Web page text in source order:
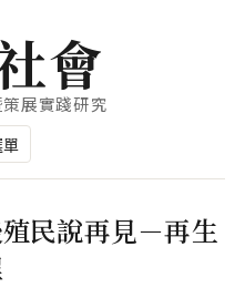
會
展實踐研究
單
民說再見－再生